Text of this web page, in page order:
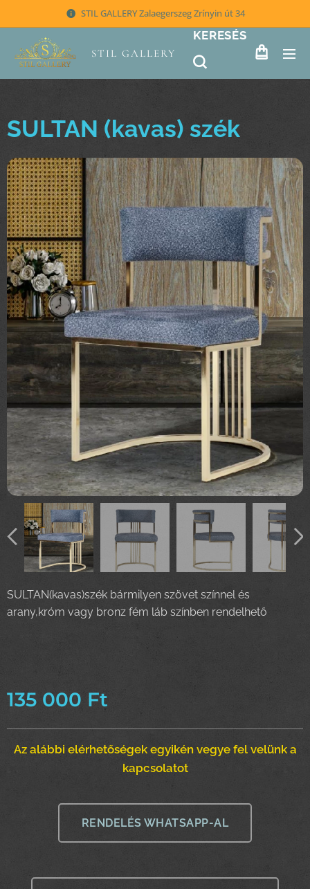
STIL GALLERY Zalaegerszeg Zrínyin út 34
STIL GALLERY
KERESÉS
SULTAN (kavas) szék
SULTAN(kavas)szék bármilyen szövet színnel és
arany,króm vagy bronz fém láb színben rendelhető
135 000 Ft
Az alábbi elérhetőségek egyikén vegye fel velünk a
kapcsolatot
RENDELÉS WHATSAPP-AL